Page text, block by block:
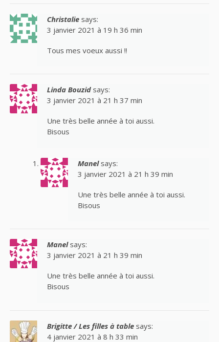
Christalie says:
3 janvier 2021 à 19 h 36 min
Tous mes voeux aussi !!
Linda Bouzid says:
3 janvier 2021 à 21 h 37 min
Une très belle année à toi aussi.
Bisous
Manel says:
3 janvier 2021 à 21 h 39 min
Une très belle année à toi aussi.
Bisous
Manel says:
3 janvier 2021 à 21 h 39 min
Une très belle année à toi aussi.
Bisous
Brigitte / Les filles à table says:
4 janvier 2021 à 8 h 33 min